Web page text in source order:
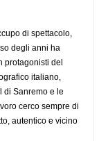
di spettacolo,
degli anni ha
protagonisti del
italiano,
di Sanremo e le
cerco sempre di
autentico e vicino